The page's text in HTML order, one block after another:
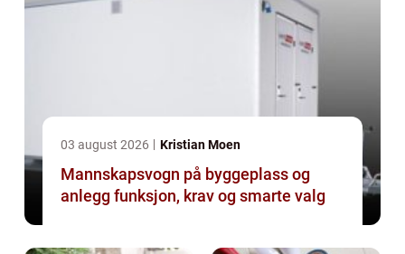
03 august 2026 Kristian Moen
Mannskapsvogn på byggeplass og
anlegg funksjon, krav og smarte valg